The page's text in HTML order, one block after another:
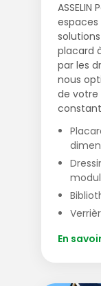
espaces
placard
par les
nous
de votre
En